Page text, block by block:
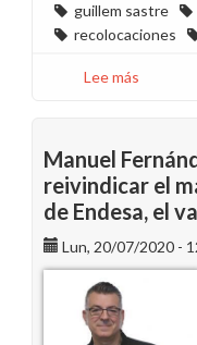
guillem sastre
recolocaciones
Lee más
humana
de
Guillem
Sastre
vs.
un
Manuel
reivindicar el
de Endesa, el
Lun, 20/07/2020 -